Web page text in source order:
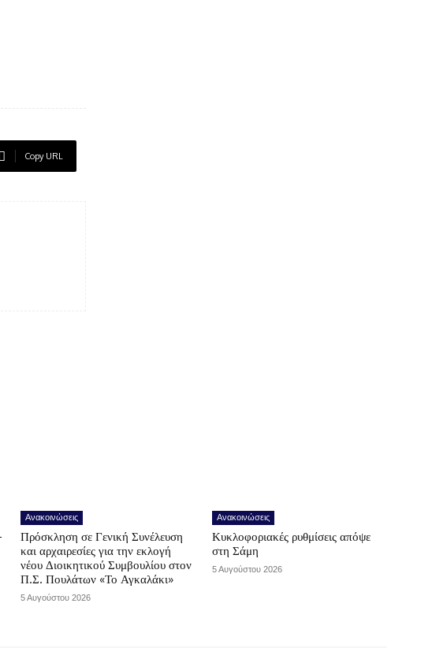
Copy URL
Ανακοινώσεις
Πρόσκληση σε Γενική Συνέλευση
και αρχαιρεσίες για την εκλογή
νέου Διοικητικού Συμβουλίου στον
Π.Σ. Πουλάτων «Το Αγκαλάκι»
5 Αυγούστου 2026
Ανακοινώσεις
Κυκλοφοριακές ρυθμίσεις απόψε
στη Σάμη
5 Αυγούστου 2026